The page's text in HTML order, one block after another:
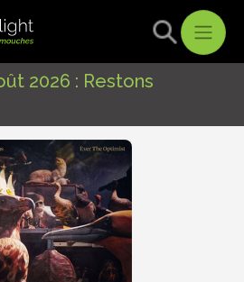
2026 : Restons